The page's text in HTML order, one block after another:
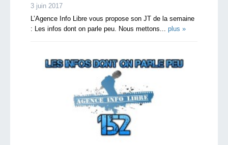
3 juin 2017
L’Agence Info Libre vous propose son JT de la semaine
: Les infos dont on parle peu. Nous mettons... plus »